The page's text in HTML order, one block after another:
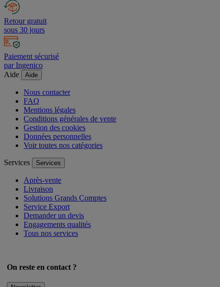
Retour gratuit
sous 30 jours
Paiement sécurisé
par Ingenico
Aide
Aide
Nous contacter
FAQ
Mentions légales
Conditions générales de vente
Gestion des cookies
Données personnelles
Voir toutes nos catégories
Services Services
Après-vente
Livraison
Solutions Grands Comptes
Service Export
Demander un devis
Engagements qualités
Tous nos services
On reste en contact ?